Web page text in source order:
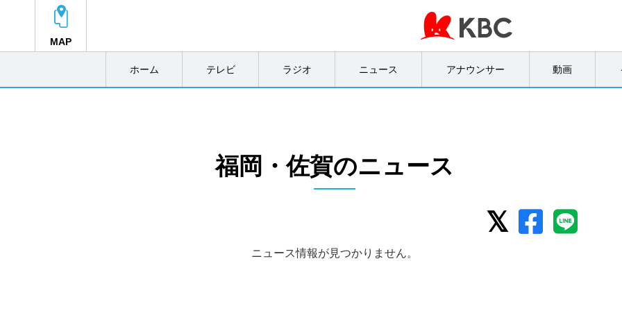
MAP
ホーム テレビ ラジオ ニュース アナウンサー 動画
福岡・佐賀のニュース
ニュース情報が見つかりません。